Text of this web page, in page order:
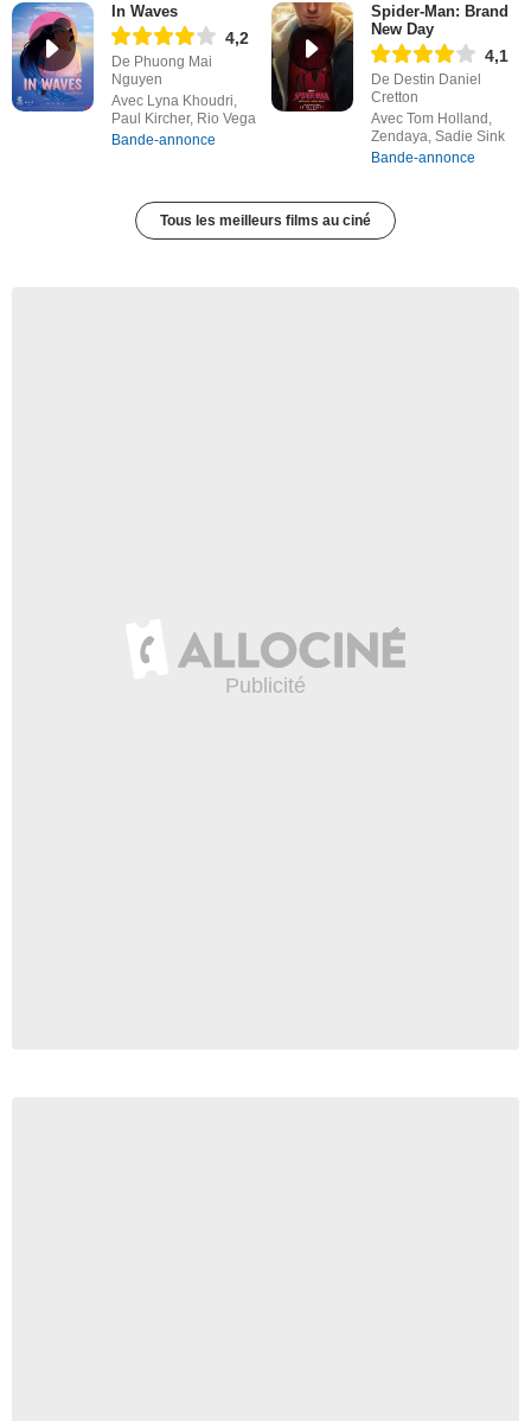
In Waves
4,2
De Phuong Mai
Nguyen
Avec Lyna Khoudri,
Paul Kircher, Rio Vega
Bande-annonce
Spider-Man: Brand
New Day
4,1
De Destin Daniel
Cretton
Avec Tom Holland,
Zendaya, Sadie Sink
Bande-annonce
Tous les meilleurs films au ciné